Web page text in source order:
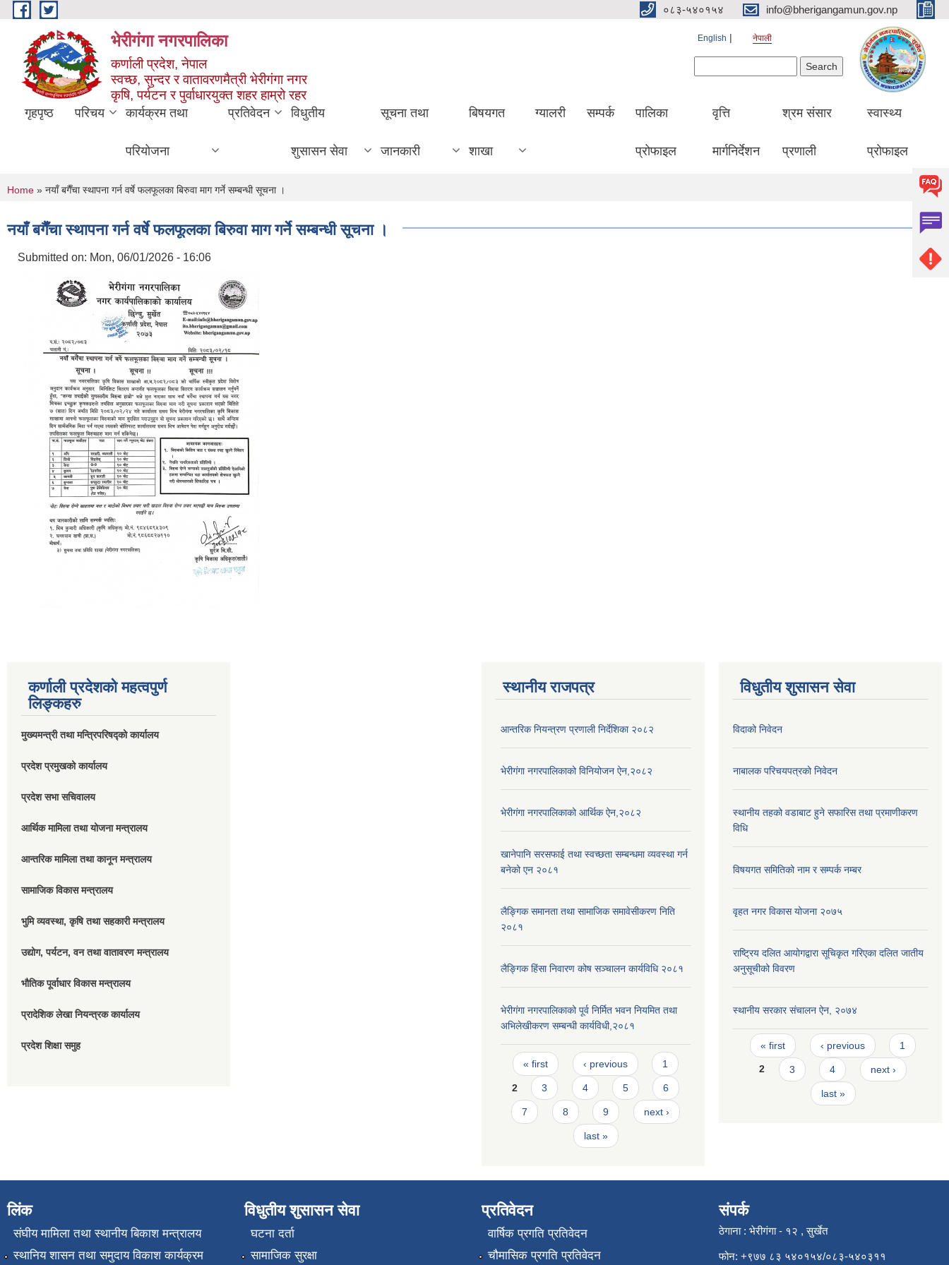
Skip to main content ०८३-५४०१५४ info@bherigangamun.gov.np
भेरीगंगा नगरपालिका
कर्णाली प्रदेश, नेपाल
स्वच्छ, सुन्दर र वातावरणमैत्री भेरीगंगा नगर
कृषि, पर्यटन र पुर्वाधारयुक्त शहर हाम्रो रहर
English नेपाली
गृहपृष्ठ परिचय कार्यक्रम तथा
परियोजना
प्रतिवेदन विधुतीय
शुसासन सेवा
सूचना तथा
जानकारी
बिषयगत
शाखा
ग्यालरी सम्पर्क पालिका
प्रोफाइल
वृत्ति
मार्गनिर्देशन
श्रम संसार
प्रणाली
स्वास्थ्य
प्रोफाइल
You are here
Home » नयाँ बगैँचा स्थापना गर्न वर्षे फलफूलका बिरुवा माग गर्ने सम्बन्धी सूचना ।
नयाँ बगैँचा स्थापना गर्न वर्षे फलफूलका बिरुवा माग गर्ने सम्बन्धी सूचना ।
Submitted on: Mon, 06/01/2026 - 16:06
कर्णाली प्रदेशको महत्वपुर्ण
लिङ्कहरु
मुख्यमन्त्री तथा मन्त्रिपरिषद्को कार्यालय
प्रदेश प्रमुखको कार्यालय
प्रदेश सभा सचिवालय
आर्थिक मामिला तथा योजना मन्त्रालय
आन्तरिक मामिला तथा कानून मन्त्रालय
सामाजिक विकास मन्त्रालय
भुमि व्यवस्था, कृषि तथा सहकारी मन्त्रालय
उद्योग, पर्यटन, वन तथा वातावरण मन्त्रालय
भौतिक पूर्वाधार विकास मन्त्रालय
प्रादेशिक लेखा नियन्त्रक कार्यालय
प्रदेश शिक्षा समुह
स्थानीय राजपत्र
आन्तरिक नियन्त्रण प्रणाली निर्देशिका २०८२
भेरीगंगा नगरपालिकाको विनियोजन ऐन,२०८२
भेरीगंगा नगरपालिकाको आर्थिक ऐन,२०८२
खानेपानि सरसफाई तथा स्वच्छता सम्बन्धमा व्यवस्था गर्न
बनेको एन २०८१
लैङ्गिक समानता तथा सामाजिक समावेसीकरण निति
२०८१
लैङ्गिक हिंसा निवारण कोष सञ्चालन कार्यविधि २०८१
भेरीगंगा नगरपालिकाको पूर्व निर्मित भवन नियमित तथा
अभिलेखीकरण सम्बन्धी कार्यविधी,२०८१
Pages
« first ‹ previous 1
2 3 4 5 6
7 8 9 next ›
last »
विधुतीय शुसासन सेवा
विदाको निवेदन
नाबालक परिचयपत्रकाे निवेदन
स्थानीय तहको वडाबाट हुने सफारिस तथा प्रमाणीकरण
विधि
विषयगत समितिको नाम र सम्पर्क नम्बर
वृहत नगर विकास योजना २०७५
राष्ट्रिय दलित आयोगद्वारा सूचिकृत गरिएका दलित जातीय
अनुसूचीको विवरण
स्थानीय सरकार संचालन ऐन, २०७४
Pages
« first ‹ previous 1
2 3 4 next ›
last »
लिंक
संघीय मामिला तथा स्थानीय बिकाश मन्त्रालय
स्थानिय शासन तथा समुदाय विकाश कार्यक्रम
विधुतीय शुसासन सेवा
घटना दर्ता
सामाजिक सुरक्षा
प्रतिवेदन
वार्षिक प्रगति प्रतिवेदन
चौमासिक प्रगति प्रतिवेदन
संपर्क
ठेगाना : भेरीगंगा - १२ , सुर्खेत
फोन: +९७७ ८३ ५४०१५४/०८३-५४०३११